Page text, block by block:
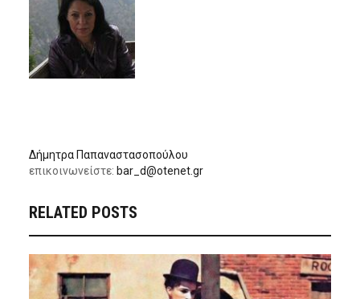
Δήμητρα Παπαναστασοπούλου
επικοινωνείστε: bar_d@otenet.gr
RELATED POSTS